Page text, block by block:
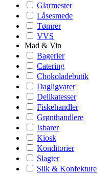
Glarmester
Låsesmede
Tømrer
VVS
Mad & Vin
Bagerier
Catering
Chokoladebutik
Dagligvarer
Delikatesser
Fiskehandler
Grønthandlere
Isbarer
Kiosk
Konditorier
Slagter
Slik & Konfekture